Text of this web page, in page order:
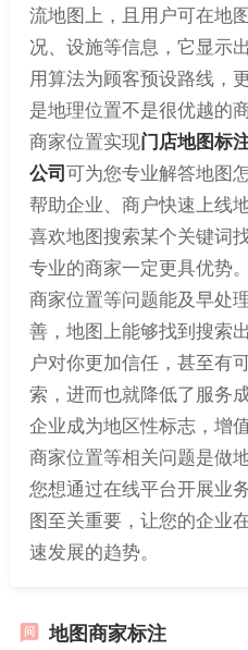
流地图上，且用户可在地
况、设施等信息，它显示
用算法为顾客预设路线，
是地理位置不是很优越的
商家位置实现门店地图标
公司可为您专业解答地图
帮助企业、商户快速上线
喜欢地图搜索某个关键词
专业的商家一定更具优势
商家位置等问题能及早处
善，地图上能够找到搜索
户对你更加信任，甚至有
索，进而也就降低了服务
企业成为地区性标志，增
商家位置等相关问题是做
您想通过在线平台开展业
图至关重要，让您的企业
速发展的趋势。
地图商家标注